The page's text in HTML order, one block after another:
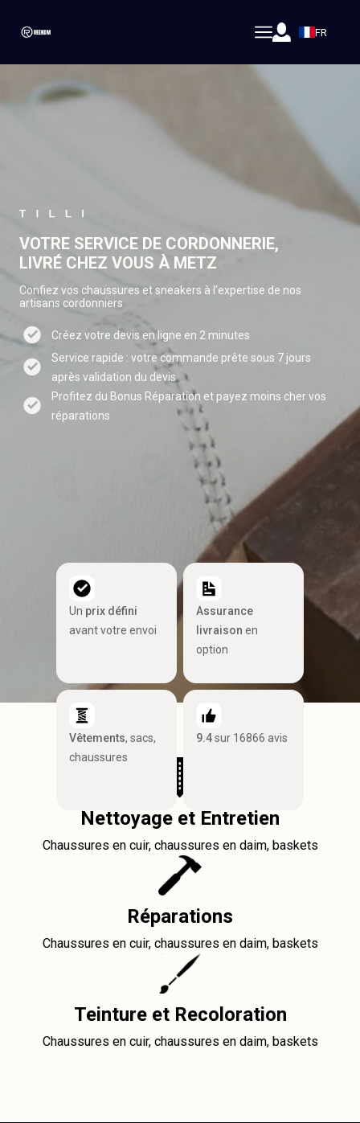
FR
VOTRE SERVICE DE CORDONNERIE,
LIVRÉ CHEZ VOUS À METZ
Confiez vos chaussures et sneakers à l’expertise de nos
artisans cordonniers
Créez votre devis en ligne en 2 minutes
Service rapide : votre commande prête sous 7 jours
après validation du devis
Profitez du Bonus Réparation et payez moins cher vos
réparations
Un prix défini
avant votre envoi
Assurance
livraison en
option
Vêtements, sacs,
chaussures
9.4sur 16866 avis
Nettoyage et Entretien
Chaussures en cuir, chaussures en daim, baskets
Réparations
Chaussures en cuir, chaussures en daim, baskets
Teinture et Recoloration
Chaussures en cuir, chaussures en daim, baskets